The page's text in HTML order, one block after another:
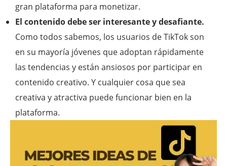
gran plataforma para monetizar.
El contenido debe ser interesante y desafiante.
Como todos sabemos, los usuarios de TikTok son
en su mayoría jóvenes que adoptan rápidamente
las tendencias y están ansiosos por participar en
contenido creativo. Y cualquier cosa que sea
creativa y atractiva puede funcionar bien en la
plataforma.